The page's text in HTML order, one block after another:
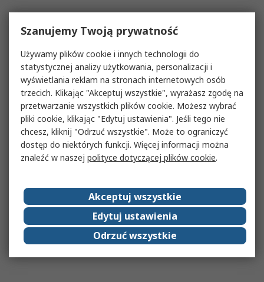
Szanujemy Twoją prywatność
Używamy plików cookie i innych technologii do
statystycznej analizy użytkowania, personalizacji i
wyświetlania reklam na stronach internetowych osób
trzecich. Klikając "Akceptuj wszystkie", wyrażasz zgodę na
przetwarzanie wszystkich plików cookie. Możesz wybrać
pliki cookie, klikając "Edytuj ustawienia". Jeśli tego nie
chcesz, kliknij "Odrzuć wszystkie". Może to ograniczyć
dostęp do niektórych funkcji. Więcej informacji można
znaleźć w naszej polityce dotyczącej plików cookie.
Akceptuj wszystkie
Edytuj ustawienia
Odrzuć wszystkie